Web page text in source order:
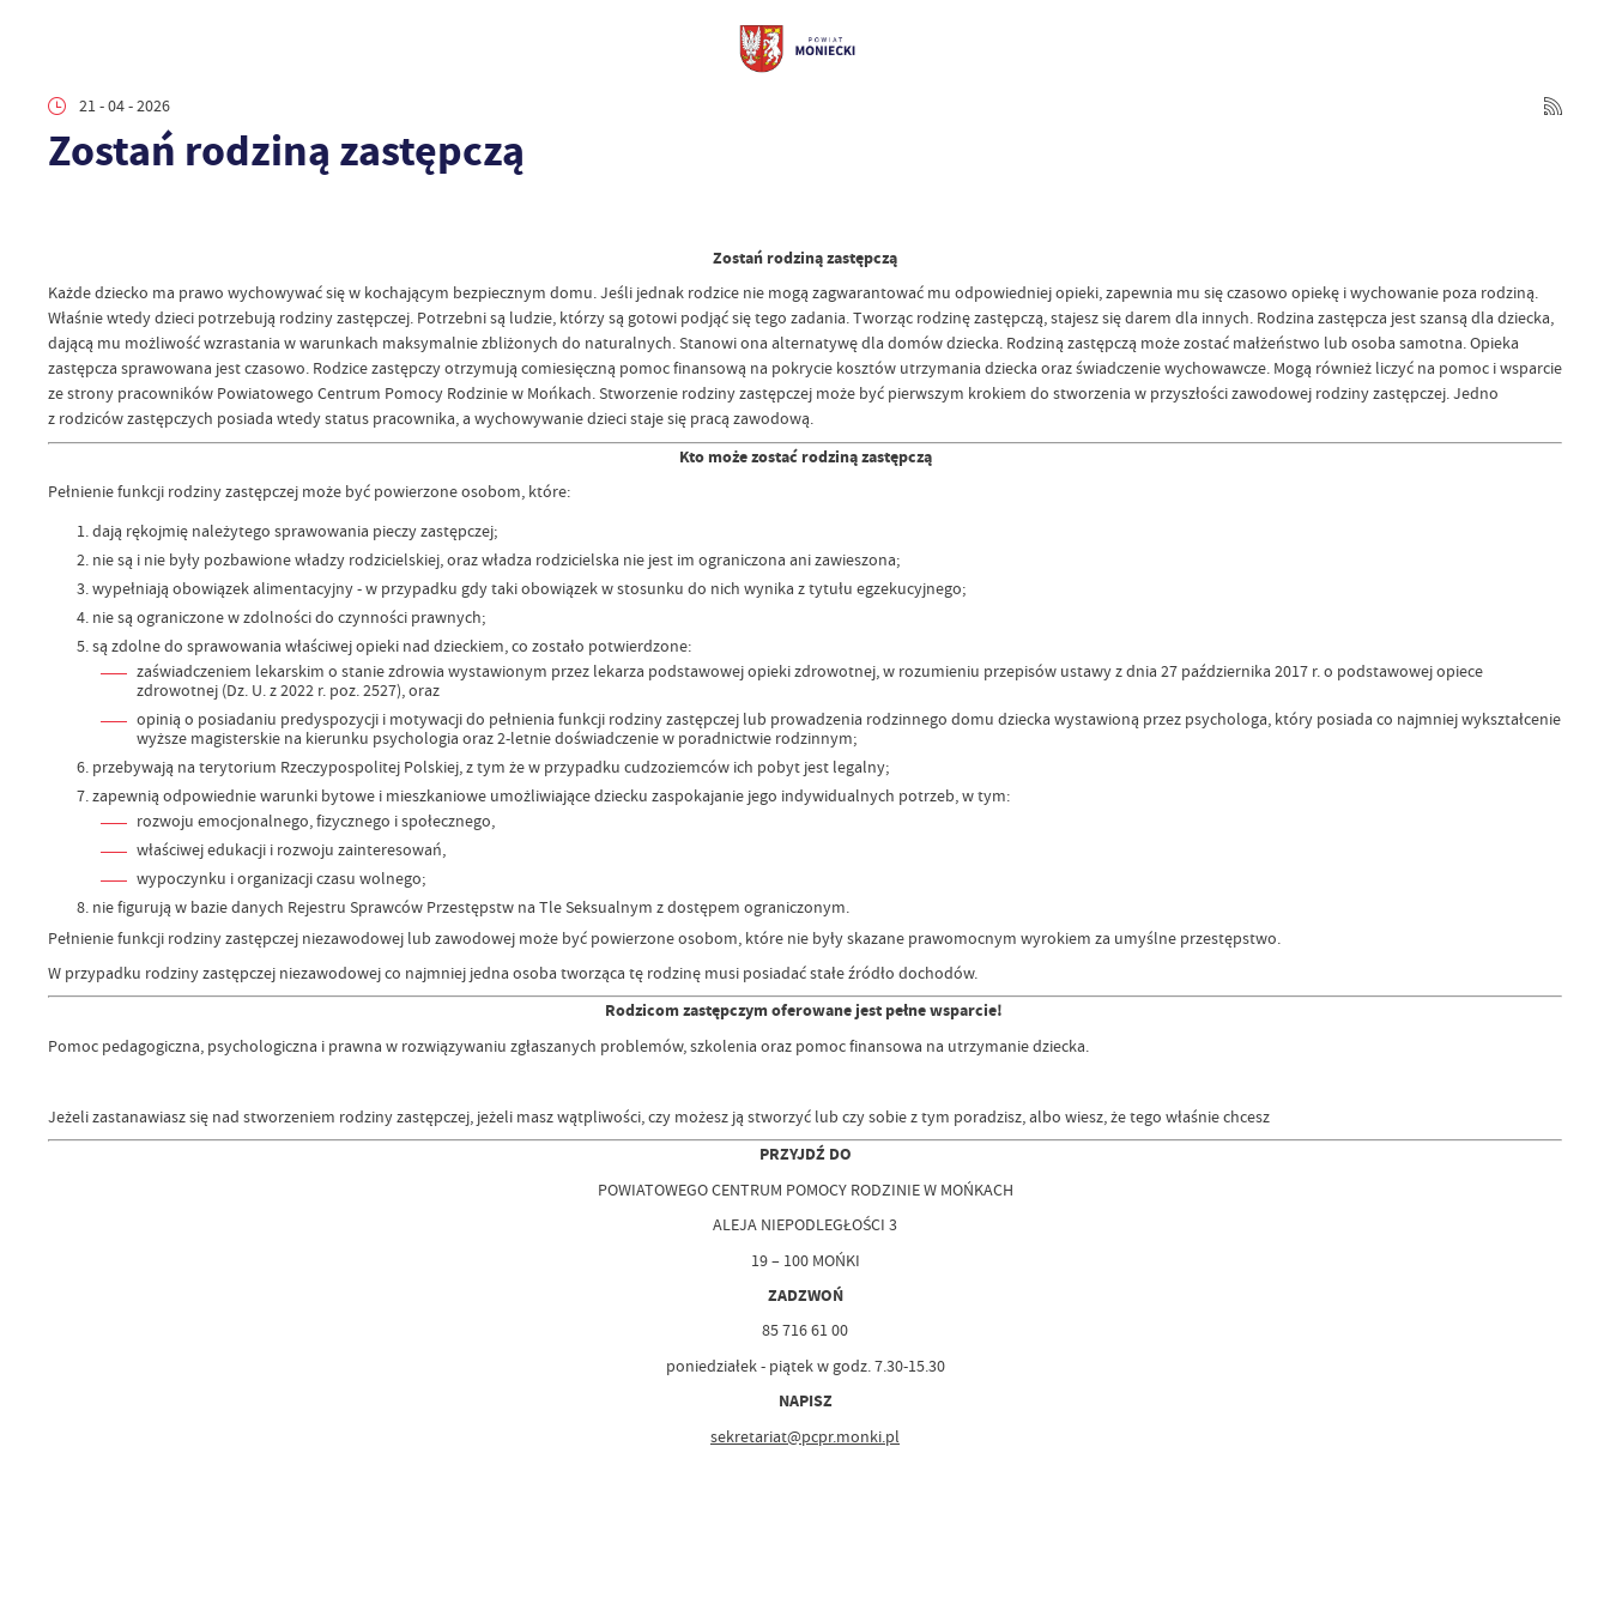
21 - 04 - 2026
Zostań rodziną zastępczą
Zostań rodziną zastępczą
Każde dziecko ma prawo wychowywać się w kochającym bezpiecznym domu. Jeśli jednak rodzice nie mogą zagwarantować mu odpowiedniej opieki, zapewnia mu się czasowo opiekę i wychowanie poza rodziną.
Właśnie wtedy dzieci potrzebują rodziny zastępczej. Potrzebni są ludzie, którzy są gotowi podjąć się tego zadania. Tworząc rodzinę zastępczą, stajesz się darem dla innych. Rodzina zastępcza jest szansą dla dziecka,
dającą mu możliwość wzrastania w warunkach maksymalnie zbliżonych do naturalnych. Stanowi ona alternatywę dla domów dziecka. Rodziną zastępczą może zostać małżeństwo lub osoba samotna. Opieka
zastępcza sprawowana jest czasowo. Rodzice zastępczy otrzymują comiesięczną pomoc finansową na pokrycie kosztów utrzymania dziecka oraz świadczenie wychowawcze. Mogą również liczyć na pomoc i wsparcie
ze strony pracowników Powiatowego Centrum Pomocy Rodzinie w Mońkach. Stworzenie rodziny zastępczej może być pierwszym krokiem do stworzenia w przyszłości zawodowej rodziny zastępczej. Jedno
z rodziców zastępczych posiada wtedy status pracownika, a wychowywanie dzieci staje się pracą zawodową.
Kto może zostać rodziną zastępczą
Pełnienie funkcji rodziny zastępczej może być powierzone osobom, które:
dają rękojmię należytego sprawowania pieczy zastępczej;
nie są i nie były pozbawione władzy rodzicielskiej, oraz władza rodzicielska nie jest im ograniczona ani zawieszona;
wypełniają obowiązek alimentacyjny - w przypadku gdy taki obowiązek w stosunku do nich wynika z tytułu egzekucyjnego;
nie są ograniczone w zdolności do czynności prawnych;
są zdolne do sprawowania właściwej opieki nad dzieckiem, co zostało potwierdzone:
zaświadczeniem lekarskim o stanie zdrowia wystawionym przez lekarza podstawowej opieki zdrowotnej, w rozumieniu przepisów ustawy z dnia 27 października 2017 r. o podstawowej opiece
zdrowotnej (Dz. U. z 2022 r. poz. 2527), oraz
opinią o posiadaniu predyspozycji i motywacji do pełnienia funkcji rodziny zastępczej lub prowadzenia rodzinnego domu dziecka wystawioną przez psychologa, który posiada co najmniej wykształcenie
wyższe magisterskie na kierunku psychologia oraz 2-letnie doświadczenie w poradnictwie rodzinnym;
przebywają na terytorium Rzeczypospolitej Polskiej, z tym że w przypadku cudzoziemców ich pobyt jest legalny;
zapewnią odpowiednie warunki bytowe i mieszkaniowe umożliwiające dziecku zaspokajanie jego indywidualnych potrzeb, w tym:
rozwoju emocjonalnego, fizycznego i społecznego,
właściwej edukacji i rozwoju zainteresowań,
wypoczynku i organizacji czasu wolnego;
nie figurują w bazie danych Rejestru Sprawców Przestępstw na Tle Seksualnym z dostępem ograniczonym.
Pełnienie funkcji rodziny zastępczej niezawodowej lub zawodowej może być powierzone osobom, które nie były skazane prawomocnym wyrokiem za umyślne przestępstwo.
W przypadku rodziny zastępczej niezawodowej co najmniej jedna osoba tworząca tę rodzinę musi posiadać stałe źródło dochodów.
Rodzicom zastępczym oferowane jest pełne wsparcie!
Pomoc pedagogiczna, psychologiczna i prawna w rozwiązywaniu zgłaszanych problemów, szkolenia oraz pomoc finansowa na utrzymanie dziecka.
Jeżeli zastanawiasz się nad stworzeniem rodziny zastępczej, jeżeli masz wątpliwości, czy możesz ją stworzyć lub czy sobie z tym poradzisz, albo wiesz, że tego właśnie chcesz
PRZYJDŹ DO
POWIATOWEGO CENTRUM POMOCY RODZINIE W MOŃKACH
ALEJA NIEPODLEGŁOŚCI 3
19 – 100 MOŃKI
ZADZWOŃ
85 716 61 00
poniedziałek - piątek w godz. 7.30-15.30
NAPISZ
sekretariat@pcpr.monki.pl